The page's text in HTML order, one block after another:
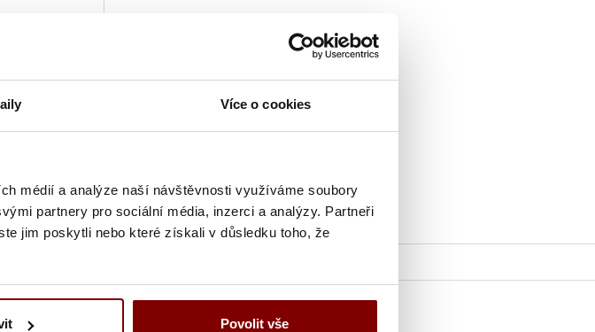
Více o cookies
médií a analýze naší návštěvnosti využíváme soubory
partnery pro sociální média, inzerci a analýzy. Partneři
jim poskytli nebo které získali v důsledku toho, že
Povolit vše
80€